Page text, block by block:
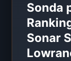
Sonda
Sonar